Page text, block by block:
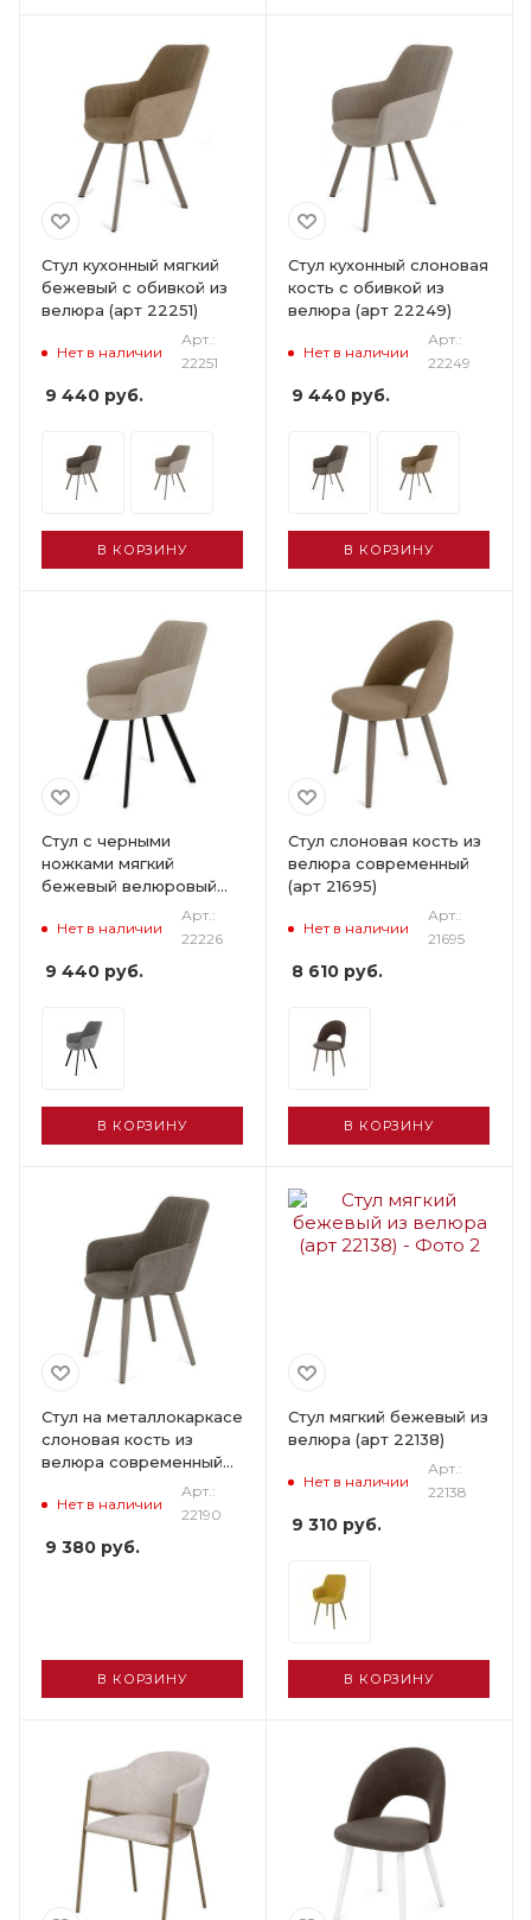
Стул кухонный мягкий
бежевый с обивкой из
велюра (арт 22251)
Нет в наличии
Арт.:
22251
9 440 руб.
В КОРЗИНУ
Стул кухонный слоновая
кость с обивкой из
велюра (арт 22249)
Нет в наличии
Арт.:
22249
9 440 руб.
В КОРЗИНУ
Стул с черными
ножками мягкий
бежевый велюровый
Нет в наличии
Арт.:
22226
9 440 руб.
В КОРЗИНУ
Стул слоновая кость из
велюра современный
(арт 21695)
Нет в наличии
Арт.:
21695
8 610 руб.
В КОРЗИНУ
Стул на металлокаркасе
слоновая кость из
велюра современный
Нет в наличии
Арт.:
22190
9 380 руб.
В КОРЗИНУ
Стул мягкий бежевый из
велюра (арт 22138)
Нет в наличии
Арт.:
22138
9 310 руб.
В КОРЗИНУ